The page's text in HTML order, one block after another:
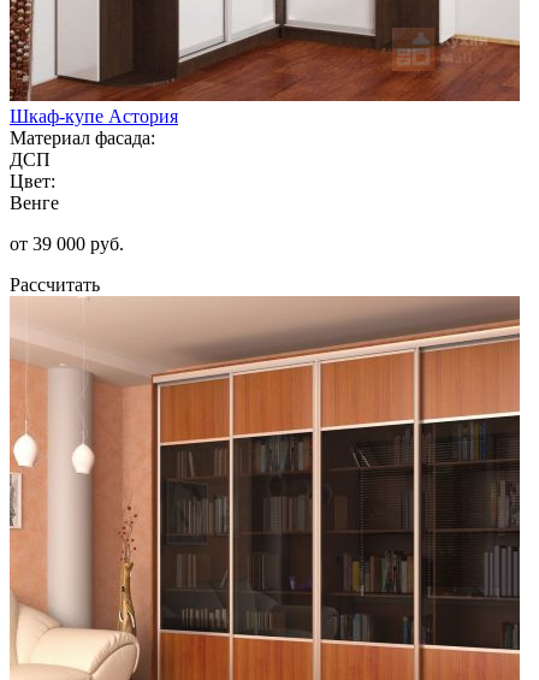
Шкаф-купе Астория
Материал фасада:
ДСП
Цвет:
Венге
от 39 000 руб.
Рассчитать